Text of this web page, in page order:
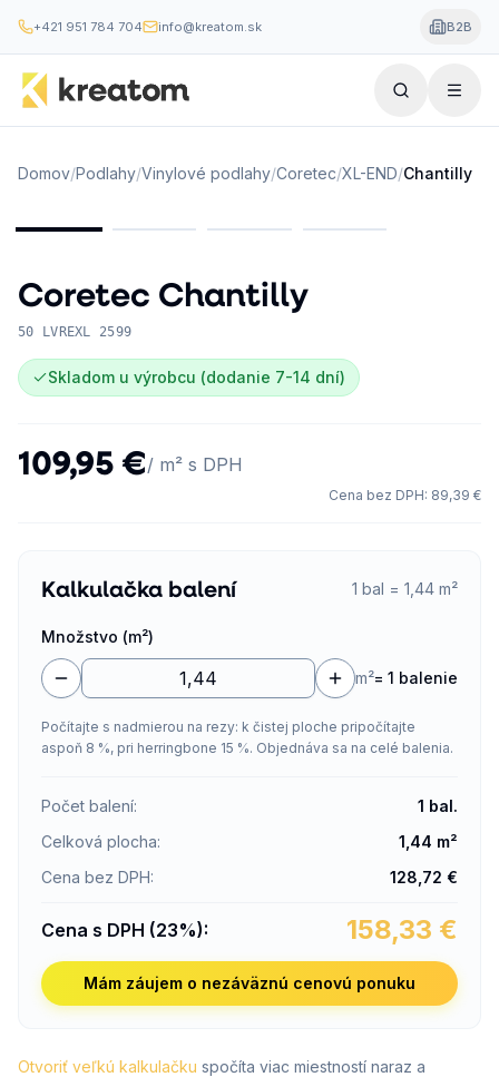
+421 951 784 704 info@kreatom.sk B2B
Domov/Podlahy/Vinylové podlahy/Coretec/XL-END/Chantilly
Coretec Chantilly
50 LVREXL 2599
Skladom u výrobcu (dodanie 7-14 dní)
109,95 €/ m² s DPH
Cena bez DPH: 89,39 €
Kalkulačka balení 1 bal = 1,44 m²
Množstvo (m²)
m²= 1 balenie
Počítajte s nadmierou na rezy: k čistej ploche pripočítajte
aspoň 8 %, pri herringbone 15 %. Objednáva sa na celé balenia.
Počet balení: 1 bal.
Celková plocha: 1,44 m²
Cena bez DPH: 128,72 €
Cena s DPH (23%): 158,33 €
Mám záujem o nezáväznú cenovú ponuku
Otvoriť veľkú kalkulačku spočíta viac miestností naraz a